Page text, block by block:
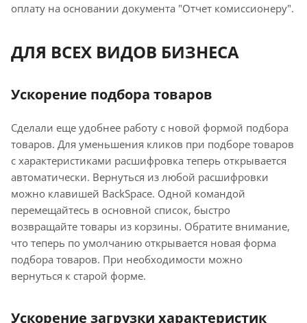
оплату на основании документа "Отчет комиссионеру".
ДЛЯ ВСЕХ ВИДОВ БИЗНЕСА
Ускорение подбора товаров
Сделали еще удобнее работу с новой формой подбора
товаров. Для уменьшения кликов при подборе товаров
с характеристиками расшифровка теперь открывается
автоматически. Вернуться из любой расшифровки
можно клавишей BackSpace. Одной командой
перемещайтесь в основной список, быстро
возвращайте товары из корзины. Обратите внимание,
что теперь по умолчанию открывается новая форма
подбора товаров. При необходимости можно
вернуться к старой форме.
Ускорение загрузки характеристик